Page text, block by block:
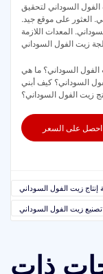
السوداني لتحقيق
العثور على موقع جيد.
المعدات اللازمة
السوداني؟ ما هي
السوداني؟ كيف أبني
زيت الفول السوداني؟
احصل على السعر
زيت الفول السوداني
زيت الفول السوداني
ذات